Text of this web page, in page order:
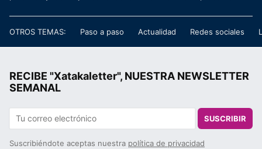
OTROS TEMAS: Paso a paso Actualidad Redes sociales
RECIBE "Xatakaletter", NUESTRA NEWSLETTER
SEMANAL
SUSCRIBIR
Suscribiéndote aceptas nuestra política de privacidad